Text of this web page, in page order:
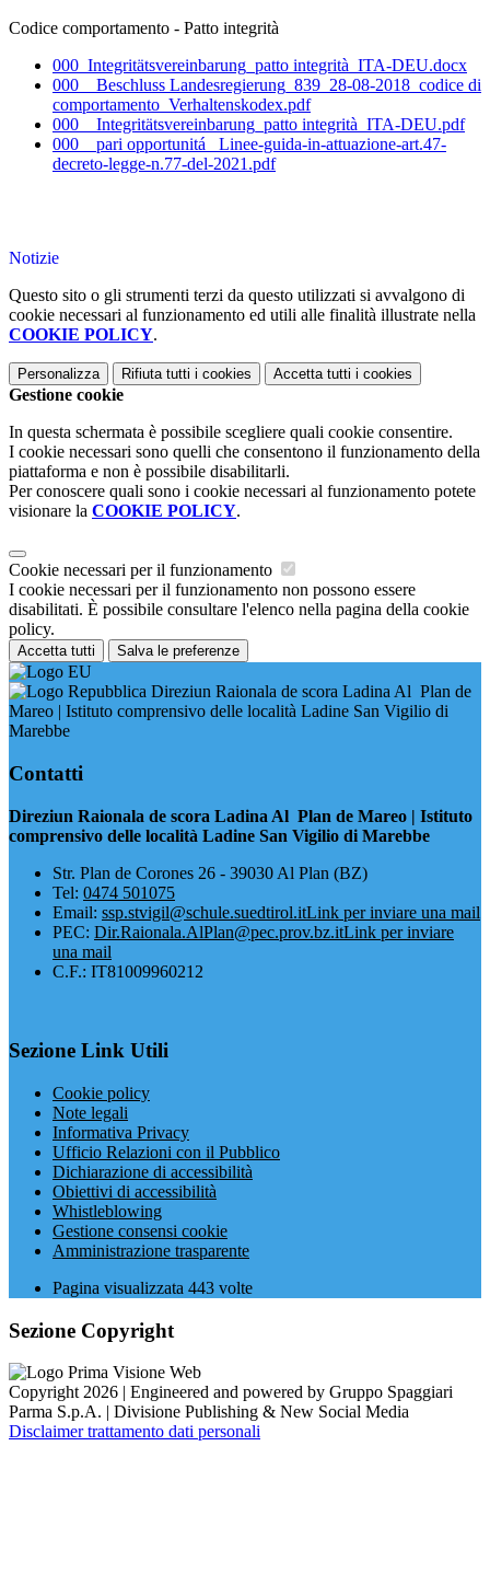
Codice comportamento - Patto integrità
000_Integritätsvereinbarung_patto integrità_ITA-DEU.docx
000__Beschluss Landesregierung_839_28-08-2018_codice di
comportamento_Verhaltenskodex.pdf
000__Integritätsvereinbarung_patto integrità_ITA-DEU.pdf
000__pari opportunitá _Linee-guida-in-attuazione-art.47-
decreto-legge-n.77-del-2021.pdf
Notizie
Questo sito o gli strumenti terzi da questo utilizzati si avvalgono di
cookie necessari al funzionamento ed utili alle finalità illustrate nella
COOKIE POLICY.
Personalizza Rifiuta tutti i cookies Accetta tutti i cookies
Gestione cookie
In questa schermata è possibile scegliere quali cookie consentire.
I cookie necessari sono quelli che consentono il funzionamento della
piattaforma e non è possibile disabilitarli.
Per conoscere quali sono i cookie necessari al funzionamento potete
visionare la COOKIE POLICY.
Cookie necessari per il funzionamento
I cookie necessari per il funzionamento non possono essere
disabilitati. È possibile consultare l'elenco nella pagina della cookie
policy.
Accetta tutti Salva le preferenze
Direziun Raionala de scora Ladina Al Plan de
Mareo | Istituto comprensivo delle località Ladine San Vigilio di
Marebbe
Contatti
Direziun Raionala de scora Ladina Al Plan de Mareo | Istituto
comprensivo delle località Ladine San Vigilio di Marebbe
​Str. Plan de Corones 26 - 39030 Al Plan (BZ)
Tel: 0474 501075
Email: ssp.stvigil@schule.suedtirol.itLink per inviare una mail
PEC: Dir.Raionala.AlPlan@pec.prov.bz.itLink per inviare
una mail
C.F.: IT81009960212
Sezione Link Utili
Cookie policy
Note legali
Informativa Privacy
Ufficio Relazioni con il Pubblico
Dichiarazione di accessibilità
Obiettivi di accessibilità
Whistleblowing
Gestione consensi cookie
Amministrazione trasparente
Pagina visualizzata 443 volte
Sezione Copyright
Copyright 2026 | Engineered and powered by Gruppo Spaggiari
Parma S.p.A. | Divisione Publishing & New Social Media
Disclaimer trattamento dati personali